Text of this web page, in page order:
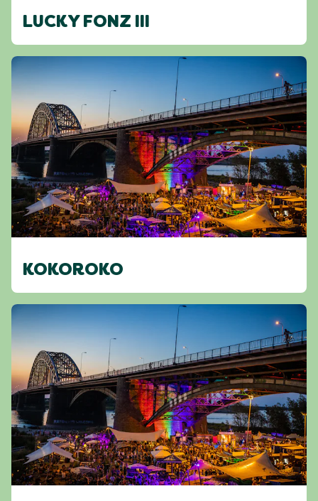
LUCKY FONZ III
KOKOROKO